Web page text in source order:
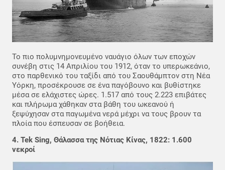
Το πιο πολυμνημονευμένο ναυάγιο όλων των εποχών
συνέβη στις 14 Απριλίου του 1912, όταν το υπερωκεάνιο,
στο παρθενικό του ταξίδι από του Σαουθάμπτον στη Νέα
Υόρκη, προσέκρουσε σε ένα παγόβουνο και βυθίστηκε
μέσα σε ελάχιστες ώρες. 1.517 από τους 2.223 επιβάτες
και πλήρωμα χάθηκαν στα βάθη του ωκεανού ή
ξεψύχησαν στα παγωμένα νερά μέχρι να τους βρουν τα
πλοία που έσπευσαν σε βοήθεια.
4. Tek Sing, Θάλασσα της Νότιας Κίνας, 1822: 1.600
νεκροί